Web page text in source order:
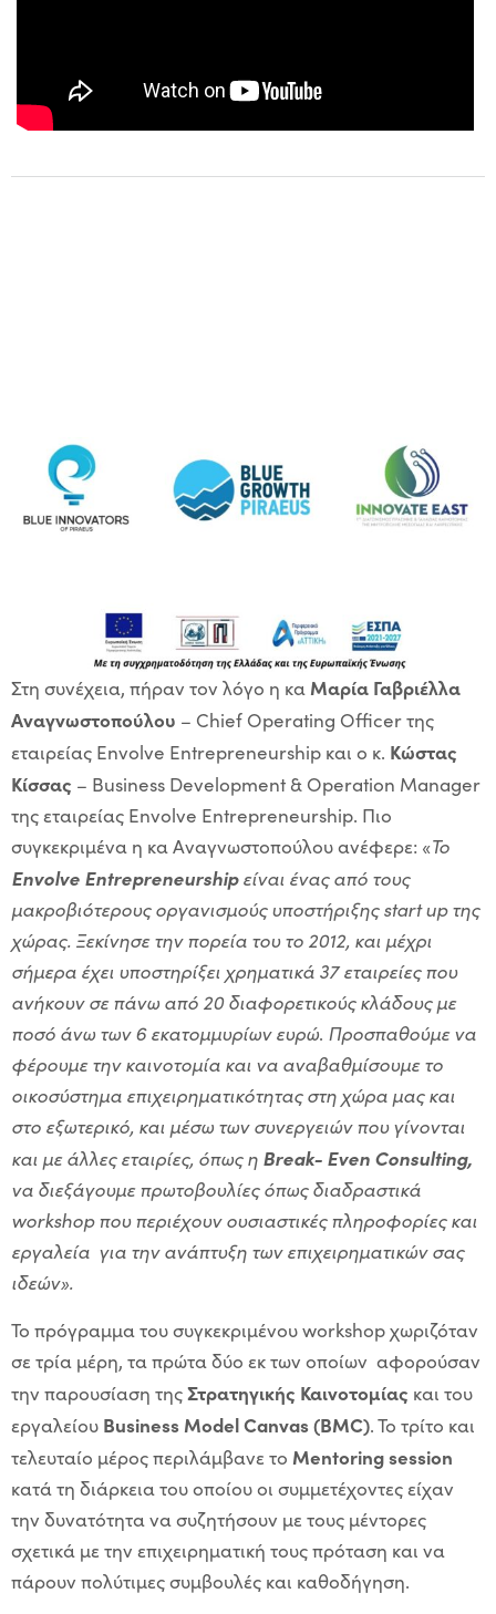
Στη συνέχεια, πήραν τον λόγο η κα Μαρία Γαβριέλλα
Αναγνωστοπούλου – Chief Operating Officer της
εταιρείας Envolve Entrepreneurship και ο κ. Κώστας
Κίσσας – Business Development & Operation Manager
της εταιρείας Envolve Entrepreneurship. Πιο
συγκεκριμένα η κα Αναγνωστοπούλου ανέφερε: «Το
Envolve Entrepreneurshipείναι ένας από τους
μακροβιότερους οργανισμούς υποστήριξηςstartup της
χώρας. Ξεκίνησε την πορεία του το 2012, και μέχρι
σήμερα έχει υποστηρίξει χρηματικά 37 εταιρείες που
ανήκουν σε πάνω από 20 διαφορετικούς κλάδους με
ποσό άνω των 6 εκατομμυρίων ευρώ. Προσπαθούμε να
φέρουμε την καινοτομία και να αναβαθμίσουμε το
οικοσύστημα επιχειρηματικότητας στη χώρα μας και
στο εξωτερικό, και μέσω των συνεργειών που γίνονται
και με άλλες εταιρίες, όπως η Break- Even Consulting,
να διεξάγουμε πρωτοβουλίες όπως διαδραστικά
workshop που περιέχουν ουσιαστικές πληροφορίες και
εργαλεία για την ανάπτυξη των επιχειρηματικών σας
ιδεών».
Το πρόγραμμα του συγκεκριμένου workshop χωριζόταν
σε τρία μέρη, τα πρώτα δύο εκ των οποίων αφορούσαν
την παρουσίαση τηςΣτρατηγικής Καινοτομίας και του
εργαλείου Business ModelCanvas (BMC). To τρίτο και
τελευταίο μέρος περιλάμβανε το Mentoringsession
κατά τη διάρκεια του οποίου οι συμμετέχοντες είχαν
την δυνατότητα να συζητήσουν με τους μέντορες
σχετικά με την επιχειρηματική τους πρόταση και να
πάρουν πολύτιμες συμβουλές και καθοδήγηση.